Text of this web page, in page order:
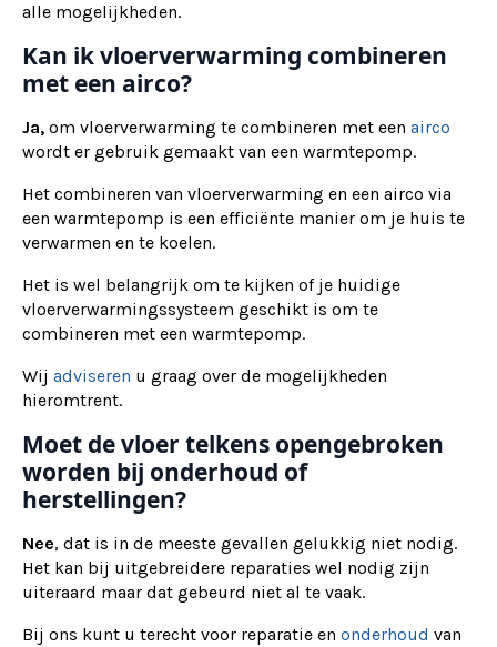
alle mogelijkheden.
Kan ik vloerverwarming combineren
met een airco?
Ja, om vloerverwarming te combineren met een airco
wordt er gebruik gemaakt van een warmtepomp.
Het combineren van vloerverwarming en een airco via
een warmtepomp is een efficiënte manier om je huis te
verwarmen en te koelen.
Het is wel belangrijk om te kijken of je huidige
vloerverwarmingssysteem geschikt is om te
combineren met een warmtepomp.
Wij adviseren u graag over de mogelijkheden
hieromtrent.
Moet de vloer telkens opengebroken
worden bij onderhoud of
herstellingen?
Nee, dat is in de meeste gevallen gelukkig niet nodig.
Het kan bij uitgebreidere reparaties wel nodig zijn
uiteraard maar dat gebeurd niet al te vaak.
Bij ons kunt u terecht voor reparatie en onderhoud van